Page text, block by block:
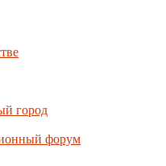
город
форум